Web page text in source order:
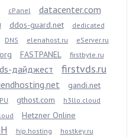
cPanel datacenter.com
ddos-guard.net
dedicated
DNS elenahost.ru
eServer.ru
FASTPANEL
firstbyte.ru
дайджест firstvds.ru
gandi.net
gthost.com h3llo.cloud
Hetzner Online
hip.hosting
hostkey.ru